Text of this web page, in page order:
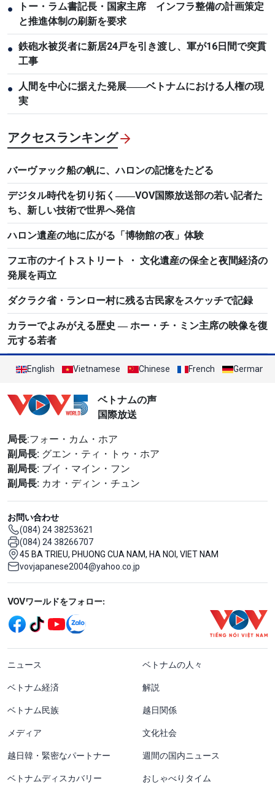
●
トー・ラム書記長・国家主席 インフラ整備の計画策定
と推進体制の刷新を要求
● 鉄砲水被災者に新居24戸を引き渡し、軍が16日間で突貫
工事
●
人間を中心に据えた発展――ベトナムにおける人権の現
実
アクセスランキング
バーヴァック船の帆に、ハロンの記憶をたどる
デジタル時代を切り拓く――VOV国際放送部の若い記者た
ち、新しい技術で世界へ発信
ハロン遺産の地に広がる「博物館の夜」体験
フエ市のナイトストリート ・ 文化遺産の保全と夜間経済の
発展を両立
ダクラク省・ランロー村に残る古民家をスケッチで記録
カラーでよみがえる歴史 ― ホー・チ・ミン主席の映像を復
元する若者
English Vietnamese Chinese French German
ベトナムの声
国際放送
局長:フォー・カム・ホア
副局長: グエン・ティ・トゥ・ホア
副局長: ブイ・マイン・フン
副局長: カオ・ディン・チュン
お問い合わせ
(084) 24 38253621
(084) 24 38266707
45 BA TRIEU, PHUONG CUA NAM, HA NOI, VIET NAM
vovjapanese2004@yahoo.co.jp
Mạng xã hội
VOVワールドをフォロー:
menu footer tiếng Nhật
ニュース ベトナムの人々
ベトナム経済 解説
ベトナム民族 越日関係
メディア 文化社会
越日韓・緊密なパートナー 週間の国内ニュース
ベトナムディスカバリー おしゃべりタイム